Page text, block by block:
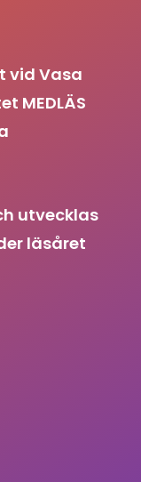
vid Vasa
MEDLÄS
utvecklas
läsåret